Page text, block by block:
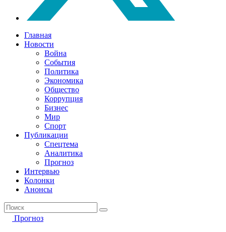
Главная
Новости
Война
События
Политика
Экономика
Общество
Коррупция
Бизнес
Мир
Спорт
Публикации
Спецтема
Аналитика
Прогноз
Интервью
Колонки
Анонсы
Прогноз